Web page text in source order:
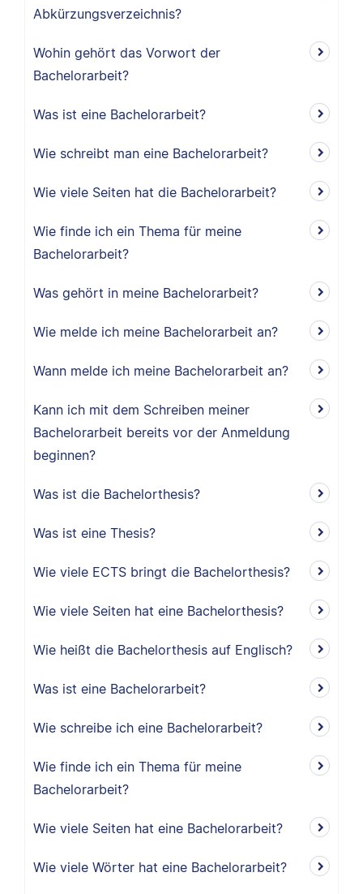
Abkürzungsverzeichnis?
Wohin gehört das Vorwort der
Bachelorarbeit?
Was ist eine Bachelorarbeit?
Wie schreibt man eine Bachelorarbeit?
Wie viele Seiten hat die Bachelorarbeit?
Wie finde ich ein Thema für meine
Bachelorarbeit?
Was gehört in meine Bachelorarbeit?
Wie melde ich meine Bachelorarbeit an?
Wann melde ich meine Bachelorarbeit an?
Kann ich mit dem Schreiben meiner
Bachelorarbeit bereits vor der Anmeldung
beginnen?
Was ist die Bachelorthesis?
Was ist eine Thesis?
Wie viele ECTS bringt die Bachelorthesis?
Wie viele Seiten hat eine Bachelorthesis?
Wie heißt die Bachelorthesis auf Englisch?
Was ist eine Bachelorarbeit?
Wie schreibe ich eine Bachelorarbeit?
Wie finde ich ein Thema für meine
Bachelorarbeit?
Wie viele Seiten hat eine Bachelorarbeit?
Wie viele Wörter hat eine Bachelorarbeit?